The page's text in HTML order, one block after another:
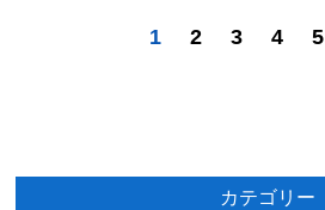
1 2 3 4 5
カテゴリー